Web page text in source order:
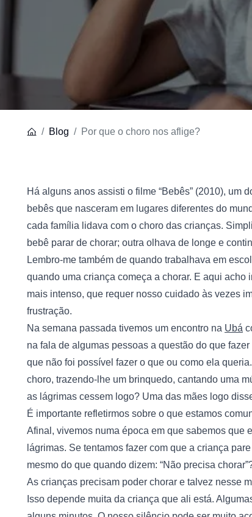
Blog Por que o choro nos aflige?
Há alguns anos assisti o filme “Bebês” (2010), um
bebês que nasceram em lugares diferentes do
cada família lidava com o choro das crianças.
bebê parar de chorar; outra olhava de longe e
Lembro-me também de quando trabalhava em
quando uma criança começa a chorar. E aqui
mais intenso, que requer nosso cuidado às vezes
frustração.
Na semana passada tivemos um encontro na Ubá
na fala de algumas pessoas a questão do que
que não foi possível fazer o que ou como ela
choro, trazendo-lhe um brinquedo, cantando uma
as lágrimas cessem logo? Uma das mães logo
É importante refletirmos sobre o que estamos
Afinal, vivemos numa época em que sabemos que
lágrimas. Se tentamos fazer com que a criança
mesmo do que quando dizem: “Não precisa
As crianças precisam poder chorar e talvez nesse
Isso depende muita da criança que ali está.